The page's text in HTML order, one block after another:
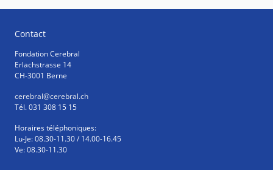
Contact
Fondation Cerebral
Erlachstrasse 14
CH-3001 Berne
cerebral@cerebral.ch
Tél. 031 308 15 15
Horaires téléphoniques:
Lu-Je: 08.30-11.30 / 14.00-16.45
Ve: 08.30-11.30